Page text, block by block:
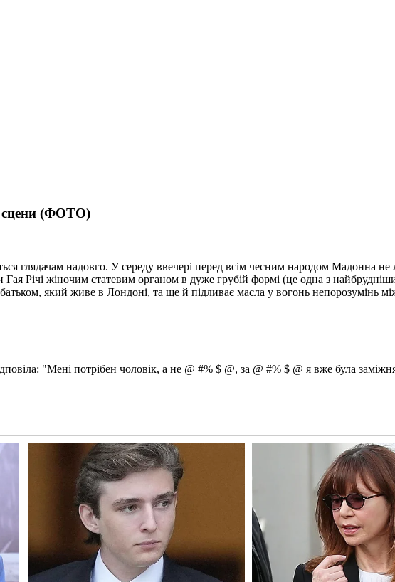
сцени (ФОТО)
глядачам надовго. У середу ввечері перед всім чесним народом Мадонна не
Річі жіночим статевим органом в дуже грубій формі (це одна з
який живе в Лондоні, та ще й підливає масла у вогонь непорозумінь
"Мені потрібен чоловік, а не @ #% $ @, за @ #% $ @ я вже була